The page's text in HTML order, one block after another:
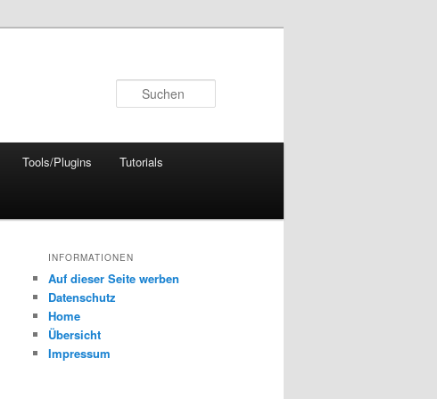
Tools/Plugins Tutorials
INFORMATIONEN
Auf dieser Seite werben
Datenschutz
Home
Übersicht
Impressum